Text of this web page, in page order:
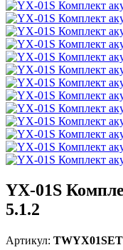
YX-01S
5.1.2
Артикул: